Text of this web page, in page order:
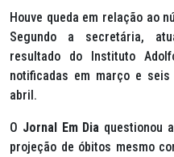
Houve queda em relação ao
Segundo a secretária,
resultado do Instituto
notificadas em março e
abril.
O Jornal Em Dia questionou
projeção de óbitos mesmo